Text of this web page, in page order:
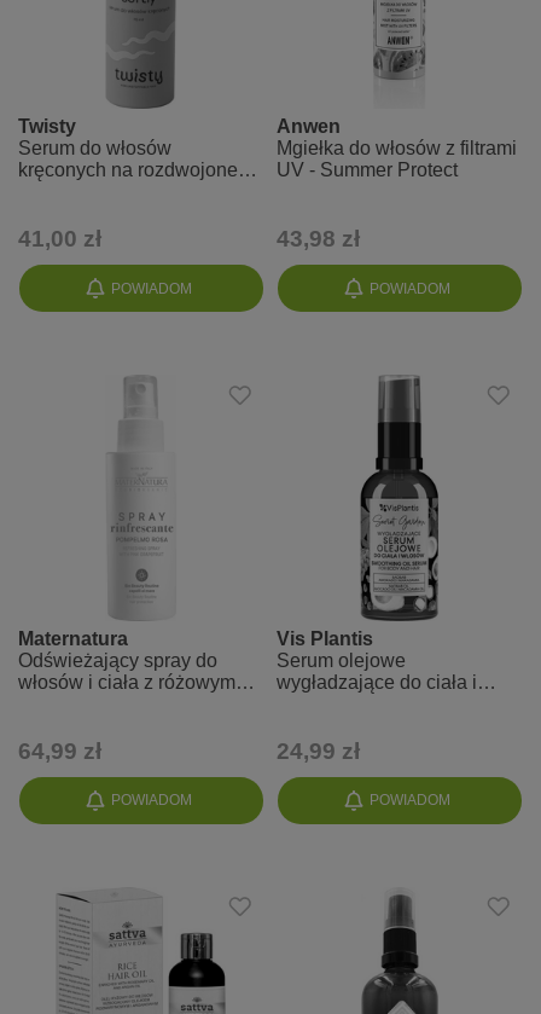
POWIADOM
Twisty
Serum do włosów
kręconych na rozdwojone
41,00 zł
POWIADOM
Anwen
Mgiełka do włosów z filtrami
UV - Summer Protect
43,98 zł
POWIADOM
Maternatura
Odświeżający spray do
włosów i ciała z różowym
64,99 zł
POWIADOM
Vis Plantis
Serum olejowe
wygładzające do ciała i
24,99 zł